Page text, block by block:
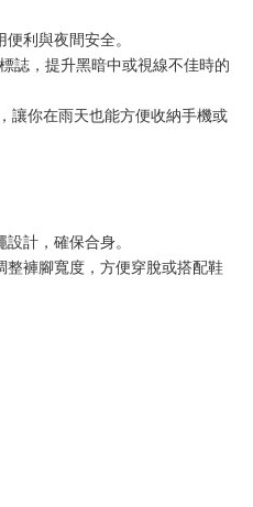
利與夜間安全。
誌，提升黑暗中或視線不佳時的
讓你在雨天也能方便收納手機或
計，確保合身。
褲腳寬度，方便穿脫或搭配鞋